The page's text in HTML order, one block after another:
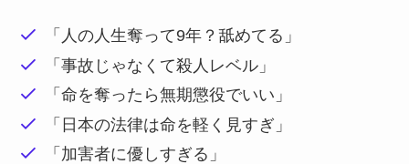
「人の人生奪って9年？舐めてる」
「事故じゃなくて殺人レベル」
「命を奪ったら無期懲役でいい」
「日本の法律は命を軽く見すぎ」
「加害者に優しすぎる」